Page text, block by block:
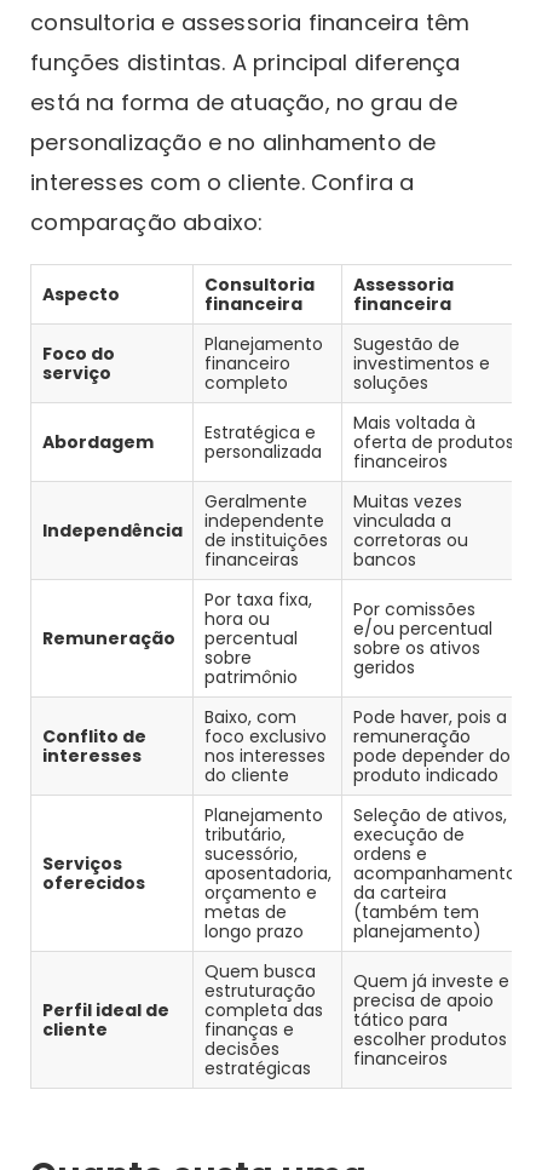
consultoria e assessoria financeira têm
funções distintas. A principal diferença
está na forma de atuação, no grau de
personalização e no alinhamento de
interesses com o cliente. Confira a
comparação abaixo:
Aspecto
Consultoria
financeira
Assessoria
financeira
Foco do
serviço
Planejamento
financeiro
completo
Sugestão de
investimentos e
soluções
Abordagem
Estratégica e
personalizada
Mais voltada à
oferta de produtos
financeiros
Independência
Geralmente
independente
de instituições
financeiras
Muitas vezes
vinculada a
corretoras ou
bancos
Remuneração
Por taxa fixa,
hora ou
percentual
sobre
patrimônio
Por comissões
e/ou percentual
sobre os ativos
geridos
Conflito de
interesses
Baixo, com
foco exclusivo
nos interesses
do cliente
Pode haver, pois a
remuneração
pode depender do
produto indicado
Serviços
oferecidos
Planejamento
tributário,
sucessório,
aposentadoria,
orçamento e
metas de
longo prazo
Seleção de ativos,
execução de
ordens e
acompanhamento
da carteira
(também tem
planejamento)
Perfil ideal de
cliente
Quem busca
estruturação
completa das
finanças e
decisões
estratégicas
Quem já investe e
precisa de apoio
tático para
escolher produtos
financeiros